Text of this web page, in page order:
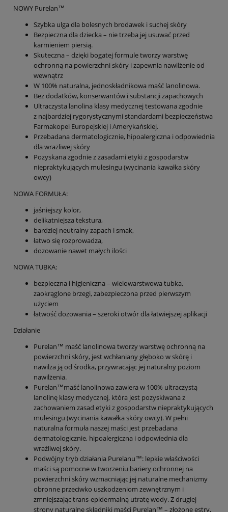
NOWY Purelan™
Szybka ulga dla bolesnych brodawek i suchej skóry
Bezpieczna dla dziecka – nie trzeba jej usuwać przed
karmieniem piersią.
Skuteczna – dzięki bogatej formule tworzy warstwę
ochronną na powierzchni skóry i zapewnia nawilżenie od
wewnątrz
W 100% naturalna, jednoskładnikowa maść lanolinowa.
Bez dodatków, konserwantów i substancji zapachowych
Ultraczysta lanolina klasy medycznej testowana zgodnie
z najbardziej rygorystycznymi standardami bezpieczeństwa
Farmakopei Europejskiej i Amerykańskiej.
Przebadana dermatologicznie, hipoalergiczna i odpowiednia
dla wrażliwej skóry
Pozyskana zgodnie z zasadami etyki z gospodarstw
niepraktykujących mulesingu (wycinania kawałka skóry
owcy)
NOWA FORMUŁA:
jaśniejszy kolor,
delikatniejsza tekstura,
bardziej neutralny zapach i smak,
łatwo się rozprowadza,
dozowanie nawet małych ilości
NOWA TUBKA:
bezpieczna i higieniczna – wielowarstwowa tubka,
zaokrąglone brzegi, zabezpieczona przed pierwszym
użyciem
łatwość dozowania – szeroki otwór dla łatwiejszej aplikacji
Działanie
Purelan™ maść lanolinowa tworzy warstwę ochronną na
powierzchni skóry, jest wchłaniany głęboko w skórę i
nawilża ją od środka, przywracając jej naturalny poziom
nawilżenia.
Purelan™maść lanolinowa zawiera w 100% ultraczystą
lanolinę klasy medycznej, która jest pozyskiwana z
zachowaniem zasad etyki z gospodarstw niepraktykujących
mulesingu (wycinania kawałka skóry owcy). W pełni
naturalna formuła naszej maści jest przebadana
dermatologicznie, hipoalergiczna i odpowiednia dla
wrażliwej skóry.
Podwójny tryb działania Purelanu™: lepkie właściwości
maści są pomocne w tworzeniu bariery ochronnej na
powierzchni skóry wzmacniając jej naturalne mechanizmy
obronne przeciwko uszkodzeniom zewnętrznym i
zmniejszając trans-epidermalną utratę wody. Z drugiej
strony naturalne składniki maści Purelan™ – złożone estry,